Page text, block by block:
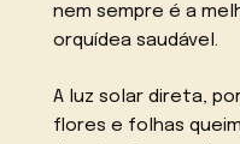
nem sempre é a
orquídea saudável.
A luz solar direta,
flores e folhas